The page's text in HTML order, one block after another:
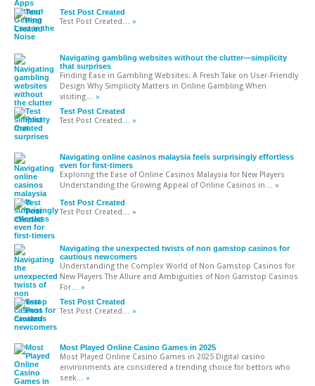
Test Post Created
Test Post Created … »
Navigating gambling websites without the clutter—simplicity
that surprises
Finding Ease in Gambling Websites: A Fresh Take on User-Friendly
Design Why Simplicity Matters in Online Gambling When
visiting … »
Test Post Created
Test Post Created … »
Navigating online casinos malaysia feels surprisingly effortless
even for first-timers
Exploring the Ease of Online Casinos Malaysia for New Players
Understanding the Growing Appeal of Online Casinos in … »
Test Post Created
Test Post Created … »
Navigating the unexpected twists of non gamstop casinos for
cautious newcomers
Understanding the Complex World of Non Gamstop Casinos for
New Players The Allure and Ambiguities of Non Gamstop Casinos
For … »
Test Post Created
Test Post Created … »
Most Played Online Casino Games in 2025
Most Played Online Casino Games in 2025 Digital casino
environments are considered a trending choice for bettors who
seek … »